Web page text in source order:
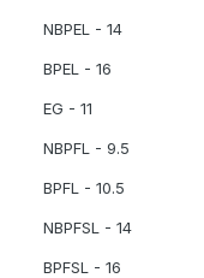
NBPEL - 14
BPEL - 16
EG - 11
NBPFL - 9.5
BPFL - 10.5
NBPFSL - 14
BPFSL - 16